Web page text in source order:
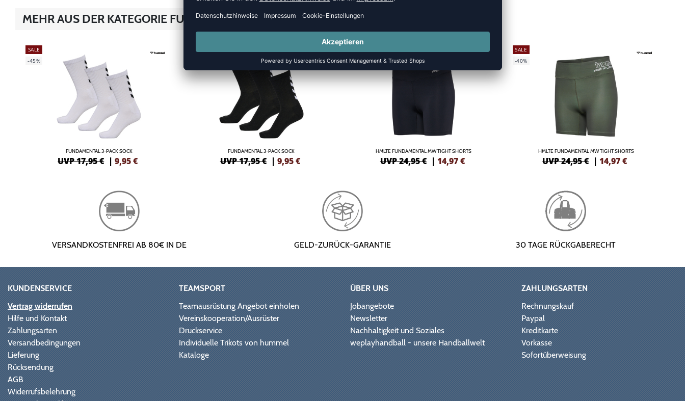
MEHR AUS DER KATEGORIE FUNDAMENTAL
SALE
-45%
FUNDAMENTAL 3-PACK SOCK
UVP 17,95 € |9,95€
SALE
FUNDAMENTAL 3-PACK SOCK
UVP 17,95 € | 9,95€
-40%
HMLTE FUNDAMENTAL MW TIGHT SHORTS
UVP 24,95 € | 14,97€
SALE
-40%
HMLTE FUNDAMENTAL MW TIGHT SHORTS
UVP 24,95 € |14,97€
VERSANDKOSTENFREI AB 80€ IN DE GELD-ZURÜCK-GARANTIE 30 TAGE RÜCKGABERECHT
KUNDENSERVICE
Vertrag widerrufen
Hilfe und Kontakt
Zahlungsarten
Versandbedingungen
Lieferung
Rücksendung
AGB
Widerrufsbelehrung
TEAMSPORT
Teamausrüstung Angebot einholen
Vereinskooperation/Ausrüster
Druckservice
Individuelle Trikots von hummel
Kataloge
ÜBER UNS
Jobangebote
Newsletter
Nachhaltigkeit und Soziales
weplayhandball - unsere Handballwelt
ZAHLUNGSARTEN
Rechnungskauf
Paypal
Kreditkarte
Vorkasse
Sofortüberweisung